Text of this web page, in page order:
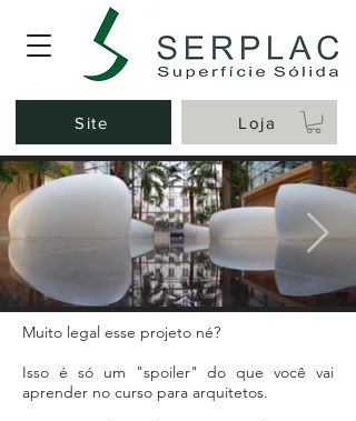
Site Loja
Muito legal esse projeto né?
Isso é só um "spoiler" do que você vai
aprender no curso para arquitetos.